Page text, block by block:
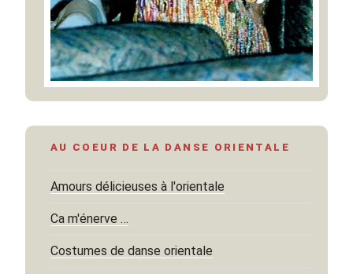
AU COEUR DE LA DANSE ORIENTALE
Amours délicieuses à l'orientale
Ca m'énerve …
Costumes de danse orientale